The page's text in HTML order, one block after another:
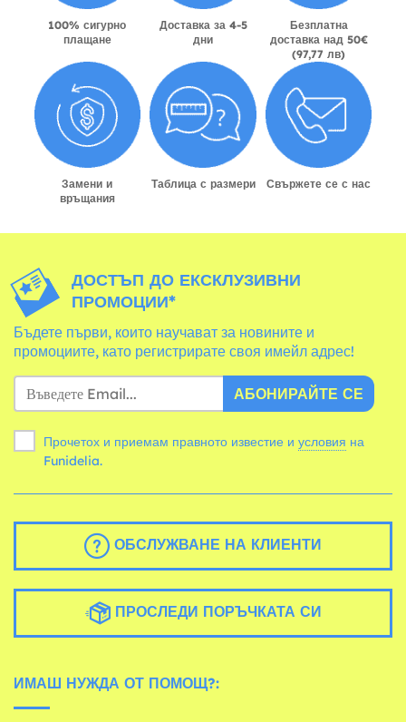
100% сигурно
плащане
Доставка за 4-5
дни
Безплатна
доставка над 50€
(97,77 лв)
Замени и
връщания
Таблица с размери Свържете се с нас
ДОСТЪП ДО ЕКСКЛУЗИВНИ
ПРОМОЦИИ*
Бъдете първи, които научават за новините и
промоциите, като регистрирате своя имейл адрес!
АБОНИРАЙТЕ СЕ
Прочетох и приемам правното известие и условия
Funidelia.
ОБСЛУЖВАНЕ НА КЛИЕНТИ
ПРОСЛЕДИ ПОРЪЧКАТА СИ
ИМАШ НУЖДА ОТ ПОМОЩ?: